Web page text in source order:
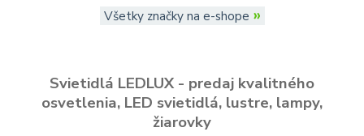
Všetky značky na e-shope »
Svietidlá LEDLUX - predaj kvalitného
osvetlenia, LED svietidlá, lustre, lampy,
žiarovky